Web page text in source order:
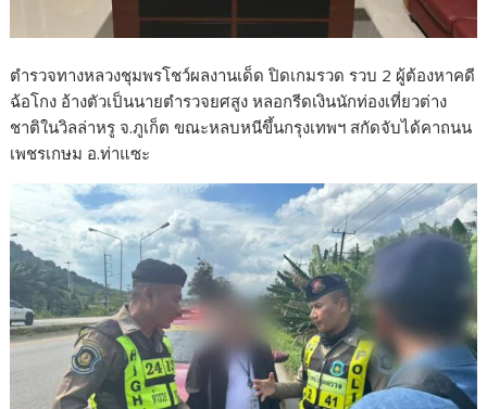
ตำรวจทางหลวงชุมพรโชว์ผลงานเด็ด ปิดเกมรวด รวบ 2 ผู้ต้องหาคดี
ฉ้อโกง อ้างตัวเป็นนายตำรวจยศสูง หลอกรีดเงินนักท่องเที่ยวต่าง
ชาติในวิลล่าหรู จ.ภูเก็ต ขณะหลบหนีขึ้นกรุงเทพฯ สกัดจับได้คาถนน
เพชรเกษม อ.ท่าแซะ